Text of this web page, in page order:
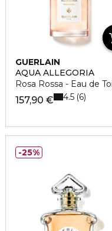
GUERLAIN
AQUA ALLEGORIA
Rosa Rossa - Eau de
157,90 € 4.5 6
25%